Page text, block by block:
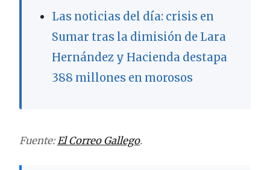
Las noticias del día: crisis en
Sumar tras la dimisión de Lara
Hernández y Hacienda destapa
388 millones en morosos
Fuente:El Correo Gallego.